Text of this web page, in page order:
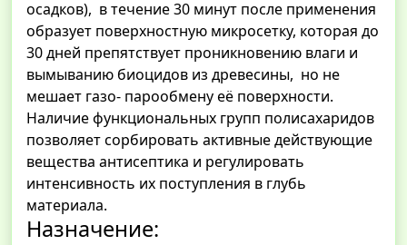
осадков), в течение 30 минут после применения
образует поверхностную микросетку, которая до
30 дней препятствует проникновению влаги и
вымыванию биоцидов из древесины, но не
мешает газо- парообмену её поверхности.
Наличие функциональных групп полисахаридов
позволяет сорбировать активные действующие
вещества антисептика и регулировать
интенсивность их поступления в глубь
материала.
Назначение: